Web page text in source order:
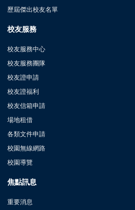
歷屆傑出校友名單
校友服務
校友服務中心
校友服務團隊
校友證申請
校友證福利
校友信箱申請
場地租借
各類文件申請
校園無線網路
校園導覽
焦點訊息
重要消息